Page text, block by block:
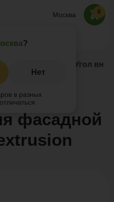
Москва
?
Нет
в разных
Заказать звонок
0
ДПК POLYWOOD™ Угол
Угол
фасадной